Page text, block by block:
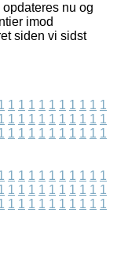
nu og
imod
siden vi sidst
1 1 1 1 1 1 1 1 1 1
1 1 1 1 1 1 1 1 1 1
1 1 1 1 1 1 1 1 1 1
1 1 1 1 1 1 1 1 1 1
1 1 1 1 1 1 1 1 1 1
1 1 1 1 1 1 1 1 1 1